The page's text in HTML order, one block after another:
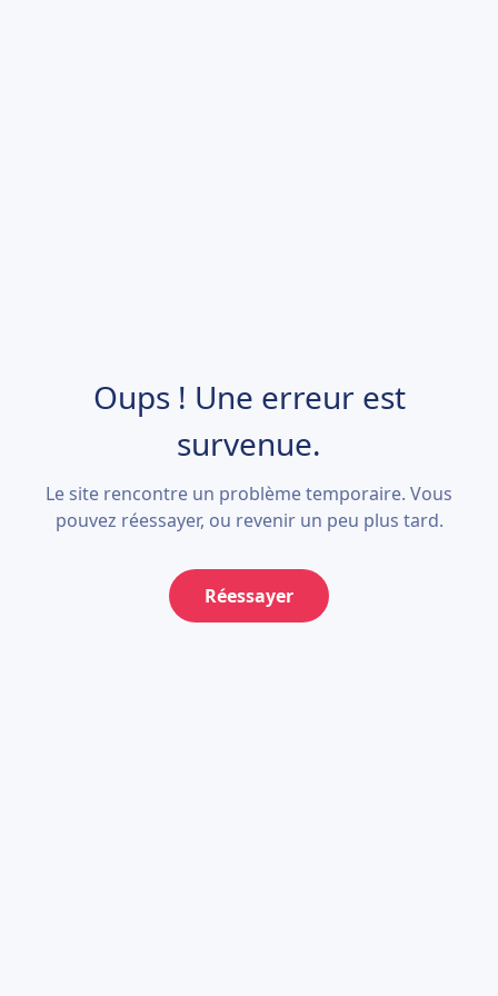
Oups ! Une erreur est
survenue.
Le site rencontre un problème temporaire. Vous
pouvez réessayer, ou revenir un peu plus tard.
Réessayer